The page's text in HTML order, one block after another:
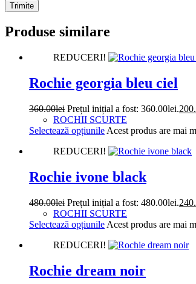
Trimite
Produse similare
REDUCERI!
Rochie georgia bleu ciel
360.00lei Prețul inițial a fost: 360.00lei.
ROCHII SCURTE
Selectează opțiunile Acest produs are mai
REDUCERI!
Rochie ivone black
480.00lei Prețul inițial a fost: 480.00lei.
ROCHII SCURTE
Selectează opțiunile Acest produs are mai
REDUCERI!
Rochie dream noir